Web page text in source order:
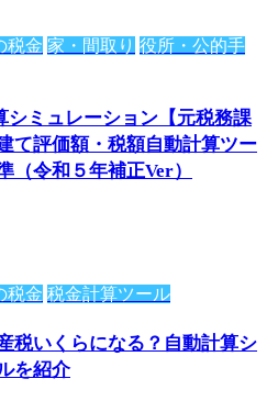
税金 家・間取り 役所・公的手
シミュレーション【元税務課
て評価額・税額自動計算ツー
（令和５年補正Ver）
税金 税金計算ツール
税いくらになる？自動計算シ
を紹介